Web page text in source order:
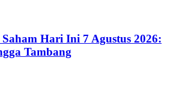
Saham Hari Ini 7 Agustus 2026:
Tambang